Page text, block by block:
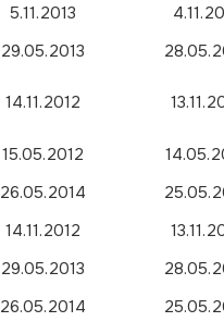
5.11.2013
29.05.2013
14.11.2012
15.05.2012
26.05.2014
14.11.2012
29.05.2013
26.05.2014